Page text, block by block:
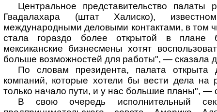
Центральное представительство палаты
Гвадалахара (штат Халиско),
международными деловыми контактами, в том
стала гораздо более открытой в плане
мексиканские бизнесмены хотят
больше возможностей для работы", — сказала
По словам президента, палата открыта
компаний, которые хотели бы вести дела на
только начало пути, и у нас большие планы", —
В свою очередь исполнительный